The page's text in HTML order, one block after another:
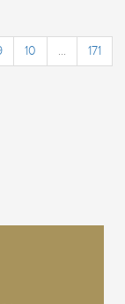
10 ...
171